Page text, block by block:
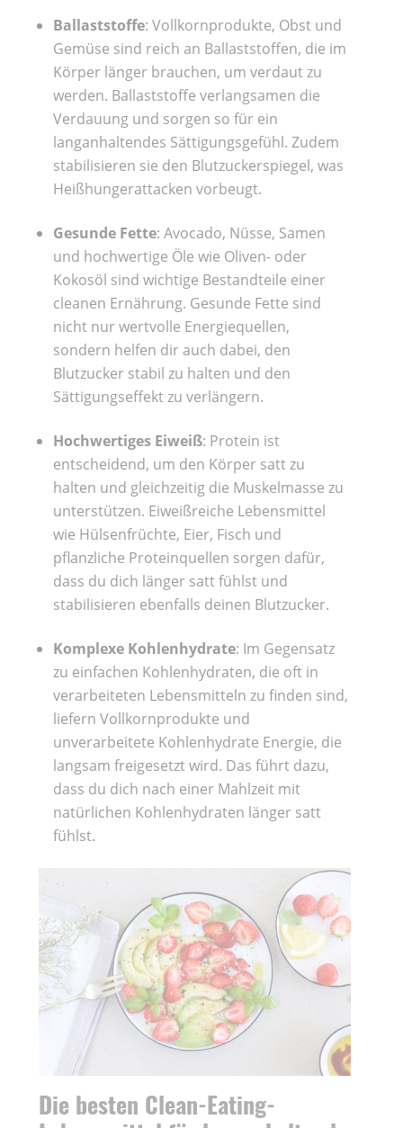
Ballaststoffe: Vollkornprodukte, Obst und
Gemüse sind reich an Ballaststoffen, die im
Körper länger brauchen, um verdaut zu
werden. Ballaststoffe verlangsamen die
Verdauung und sorgen so für ein
langanhaltendes Sättigungsgefühl. Zudem
stabilisieren sie den Blutzuckerspiegel, was
Heißhungerattacken vorbeugt.
Gesunde Fette: Avocado, Nüsse, Samen
und hochwertige Öle wie Oliven- oder
Kokosöl sind wichtige Bestandteile einer
cleanen Ernährung. Gesunde Fette sind
nicht nur wertvolle Energiequellen,
sondern helfen dir auch dabei, den
Blutzucker stabil zu halten und den
Sättigungseffekt zu verlängern.
Hochwertiges Eiweiß: Protein ist
entscheidend, um den Körper satt zu
halten und gleichzeitig die Muskelmasse zu
unterstützen. Eiweißreiche Lebensmittel
wie Hülsenfrüchte, Eier, Fisch und
pflanzliche Proteinquellen sorgen dafür,
dass du dich länger satt fühlst und
stabilisieren ebenfalls deinen Blutzucker.
Komplexe Kohlenhydrate: Im Gegensatz
zu einfachen Kohlenhydraten, die oft in
verarbeiteten Lebensmitteln zu finden sind,
liefern Vollkornprodukte und
unverarbeitete Kohlenhydrate Energie, die
langsam freigesetzt wird. Das führt dazu,
dass du dich nach einer Mahlzeit mit
natürlichen Kohlenhydraten länger satt
fühlst.
Die besten Clean-Eating-